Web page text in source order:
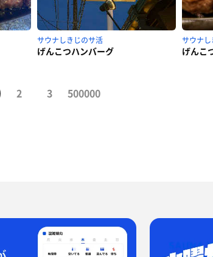
サウナしきじのサ活
げんこつハンバーグ
サウナ
げんこ
2 3 500000